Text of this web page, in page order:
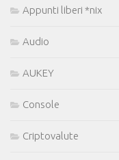
Appunti liberi *nix
Audio
AUKEY
Console
Criptovalute